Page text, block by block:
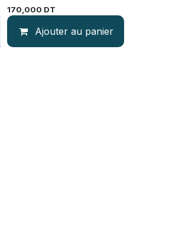
170,000 DT
Ajouter au panier